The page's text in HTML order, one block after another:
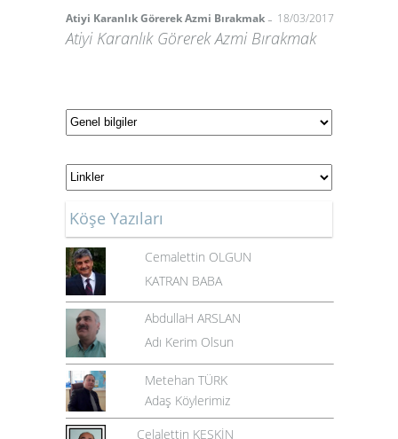
Atiyi Karanlık Görerek Azmi Bırakmak - 18/03/2017
Atiyi Karanlık Görerek Azmi Bırakmak
Köşe Yazıları
Cemalettin OLGUN
KATRAN BABA
AbdullaH ARSLAN
Adı Kerim Olsun
Metehan TÜRK
Adaş Köylerimiz
Celalettin KESKİN